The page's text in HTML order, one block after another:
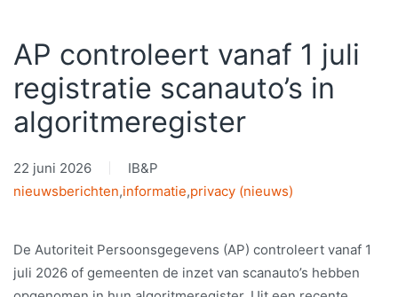
AP controleert vanaf 1 juli
registratie scanauto’s in
algoritmeregister
22 juni 2026
IB&P
nieuwsberichten,informatie,privacy (nieuws)
De Autoriteit Persoonsgegevens (AP) controleert vanaf 1
juli 2026 of gemeenten de inzet van scanauto’s hebben